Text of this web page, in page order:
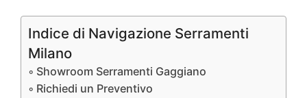
Indice di Navigazione Serramenti
Milano
Showroom Serramenti Gaggiano
Richiedi un Preventivo